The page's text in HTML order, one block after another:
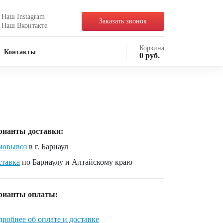
Наш Instagram
Наш Вконтакте
Заказать звонок
Контакты
Корзина
0руб.
доставки:
в г. Барнаул
по Барнаулу и Алтайскому краю
оплаты:
об оплате и доставке